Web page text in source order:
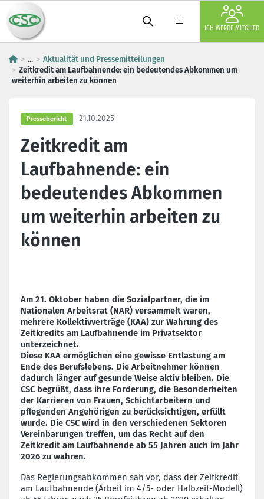
ICH WERDE MITGLIED
...
Aktualität und Pressemitteilungen
Zeitkredit am Laufbahnende: ein bedeutendes Abkommen um
weiterhin arbeiten zu können
Pressebericht 21.10.2025
Zeitkredit am
Laufbahnende: ein
bedeutendes Abkommen
um weiterhin arbeiten zu
können
Am 21. Oktober haben die Sozialpartner, die im
Nationalen Arbeitsrat (NAR) versammelt waren,
mehrere Kollektivverträge (KAA) zur Wahrung des
Zeitkredits am Laufbahnende im Privatsektor
unterzeichnet.
Diese KAA ermöglichen eine gewisse Entlastung am
Ende des Berufslebens. Die Arbeitnehmer können
dadurch länger auf gesunde Weise aktiv bleiben. Die
CSC begrüßt, dass ihre Forderung, die Besonderheiten
der Karrieren von Frauen, Schichtarbeitern und
pflegenden Angehörigen zu berücksichtigen, erfüllt
wurde. Die CSC wird in den verschiedenen Sektoren
Vereinbarungen treffen, um das Recht auf den
Zeitkredit am Laufbahnende ab 55 Jahren auch im Jahr
2026 zu wahren.
Das Regierungsabkommen sah vor, dass der Zeitkredit
am Laufbahnende (Arbeit im 4/5- oder Halbzeit-Modell)